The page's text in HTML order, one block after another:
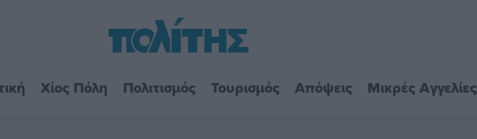
Χίος Πόλη Πολιτισμός Τουρισμός Απόψεις Μικρές Αγγελίες